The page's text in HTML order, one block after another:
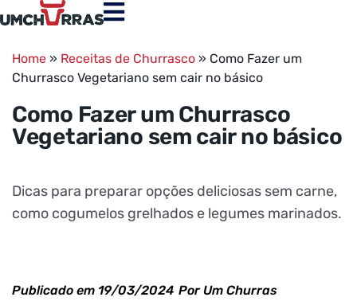
Home » Receitas de Churrasco » Como Fazer um
Churrasco Vegetariano sem cair no básico
Como Fazer um Churrasco
Vegetariano sem cair no básico
Dicas para preparar opções deliciosas sem carne,
como cogumelos grelhados e legumes marinados.
Publicado em 19/03/2024 Por Um Churras